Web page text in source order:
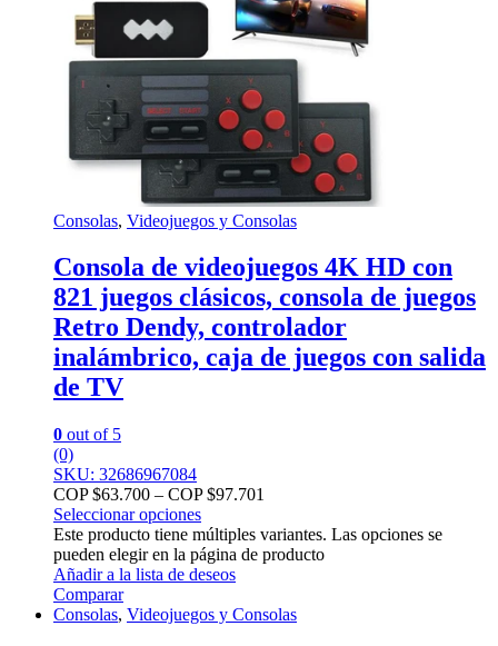
Consolas, Videojuegos y Consolas
Consola de videojuegos 4K HD con
821 juegos clásicos, consola de juegos
Retro Dendy, controlador
inalámbrico, caja de juegos con salida
de TV
0 out of 5
(0)
SKU: 32686967084
COP $63.700 – COP $97.701
Seleccionar opciones
Este producto tiene múltiples variantes. Las opciones se
pueden elegir en la página de producto
Añadir a la lista de deseos
Comparar
Consolas, Videojuegos y Consolas